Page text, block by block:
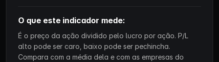
O que este indicador mede:
É o preço da ação dividido pelo lucro por ação. P/L
alto pode ser caro, baixo pode ser pechincha.
Compara com a média dela e com as empresas do